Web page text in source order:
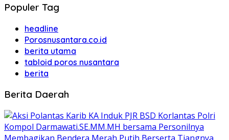
Populer Tag
headline
Porosnusantara.co.id
berita utama
tabloid poros nusantara
berita
Berita Daerah